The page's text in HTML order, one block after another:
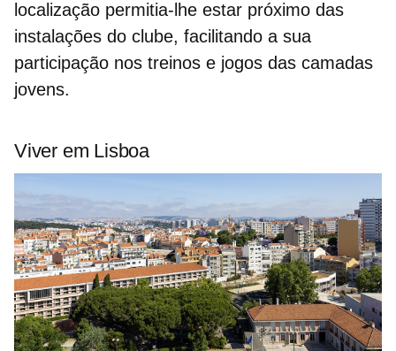
localização permitia-lhe estar próximo das
instalações do clube, facilitando a sua
participação nos treinos e jogos das camadas
jovens.
Viver em Lisboa